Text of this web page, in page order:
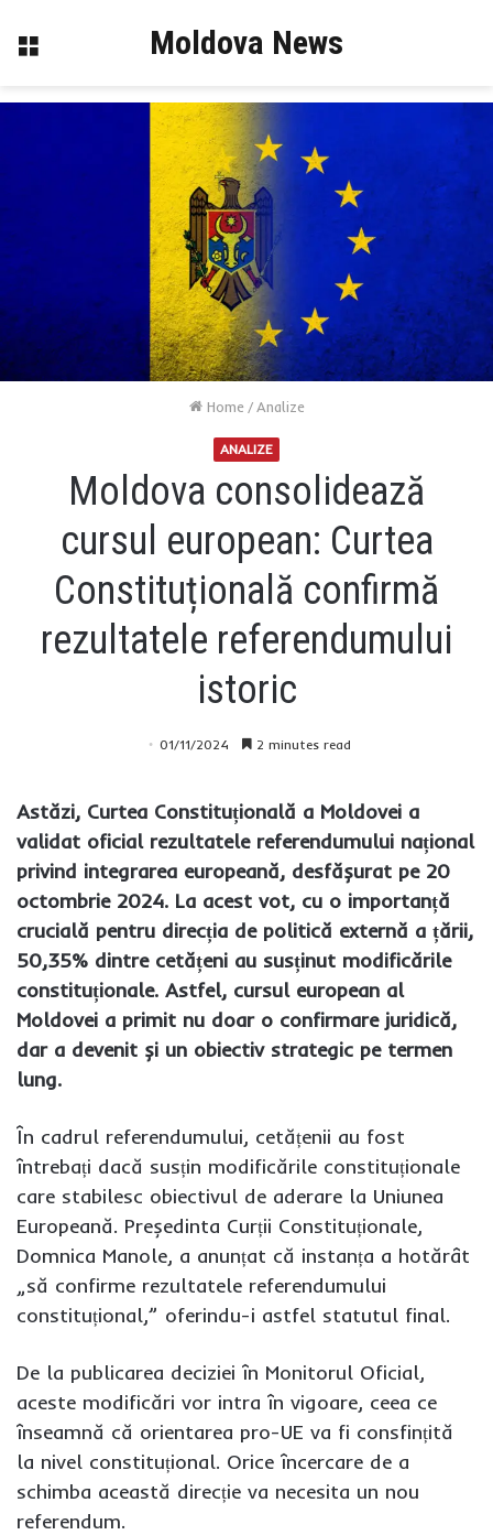
Menu Moldova News
Home / Analize
ANALIZE
Moldova consolidează
cursul european: Curtea
Constituțională confirmă
rezultatele referendumului
istoric
01/11/2024 2 minutes read
Astăzi, Curtea Constituțională a Moldovei a
validat oficial rezultatele referendumului național
privind integrarea europeană, desfășurat pe 20
octombrie 2024. La acest vot, cu o importanță
crucială pentru direcția de politică externă a țării,
50,35% dintre cetățeni au susținut modificările
constituționale. Astfel, cursul european al
Moldovei a primit nu doar o confirmare juridică,
dar a devenit și un obiectiv strategic pe termen
lung.
În cadrul referendumului, cetățenii au fost
întrebați dacă susțin modificările constituționale
care stabilesc obiectivul de aderare la Uniunea
Europeană. Președinta Curții Constituționale,
Domnica Manole, a anunțat că instanța a hotărât
„să confirme rezultatele referendumului
constituțional,” oferindu-i astfel statutul final.
De la publicarea deciziei în Monitorul Oficial,
aceste modificări vor intra în vigoare, ceea ce
înseamnă că orientarea pro-UE va fi consfințită
la nivel constituțional. Orice încercare de a
schimba această direcție va necesita un nou
referendum.